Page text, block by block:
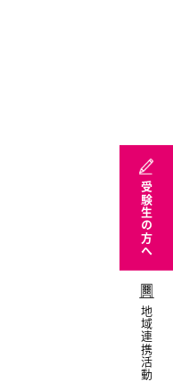
受験生の方へ
地域連携活動